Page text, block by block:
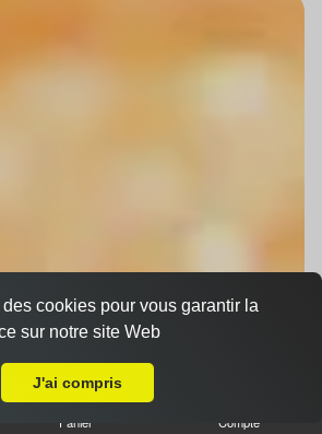
Panier Compte
cookies pour vous garantir la
sur notre site Web
J'ai compris